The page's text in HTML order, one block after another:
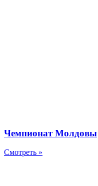
Чемпионат Молдовы
Смотреть »